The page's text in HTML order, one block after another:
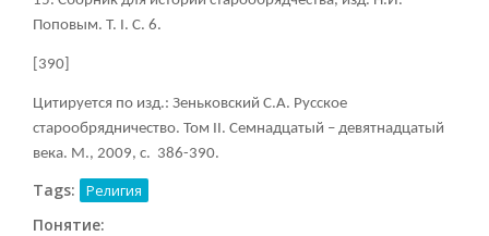
Поповым. Т. I. С. 6.
[390]
Цитируется по изд.: Зеньковский С.А. Русское
старообрядничество. Том II. Семнадцатый – девятнадцатый
века. М., 2009, с. 386-390.
Tags: Религия
Понятие: